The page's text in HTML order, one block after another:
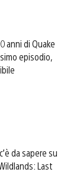
anni di Quake
episodio,
da sapere su
Last